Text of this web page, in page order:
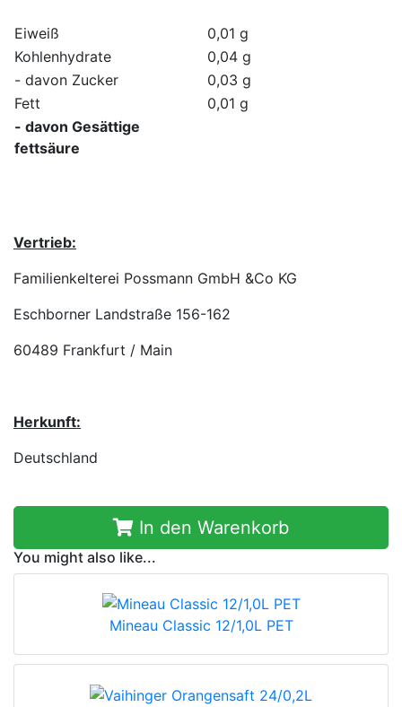
Eiweiß
0,01 g
Kohlenhydrate
0,04 g
- davon Zucker
0,03 g
Fett
0,01 g
- davon Gesättige
fettsäure
Vertrieb:
Familienkelterei Possmann GmbH &Co KG
Eschborner Landstraße 156-162
60489 Frankfurt / Main
Herkunft:
Deutschland
In den Warenkorb
You might also like...
Mineau Classic 12/1,0L PET